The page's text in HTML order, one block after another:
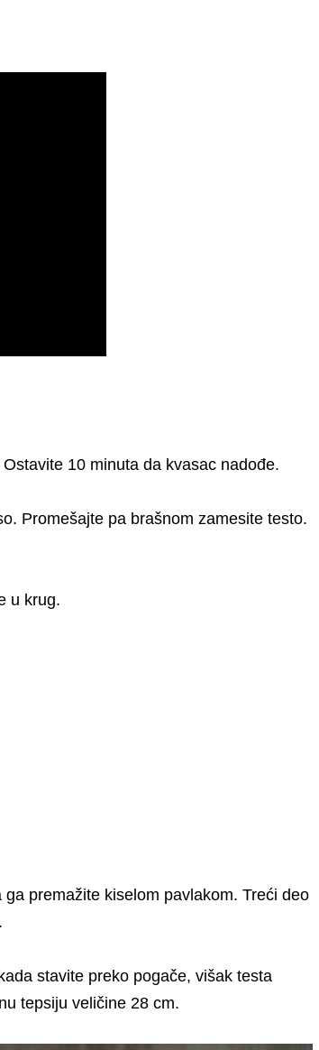
10 minuta da kvasac nadođe.
Promešajte pa brašnom zamesite testo.
u krug.
premažite kiselom pavlakom. Treći deo
stavite preko pogače, višak testa
tepsiju veličine 28 cm.